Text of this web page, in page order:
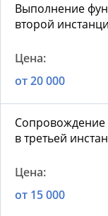
Выполнение
второй
от 20 000
Сопровождение
в третьей
от 15 000